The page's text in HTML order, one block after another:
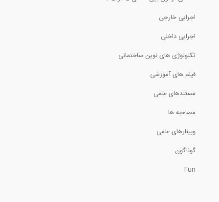
اجرایی خارجی
اجرایی داخلی
تکنولوژی های نوین ساختمانی
فیلم های آموزشی
مستندهای علمی
مصاحبه ها
وبینارهای علمی
گوناگون
Fun